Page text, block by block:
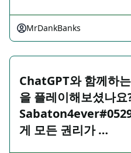
MrDankBanks
ChatGPT와 함께하
을 플레이해보셨나요
게 모든 권리가 …